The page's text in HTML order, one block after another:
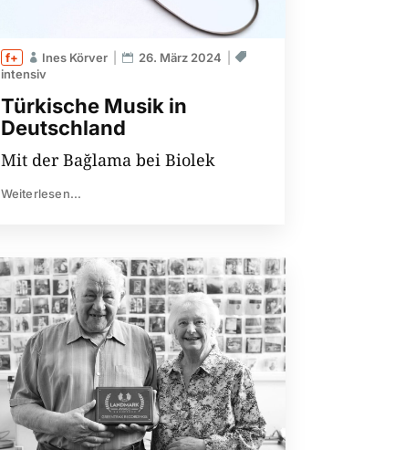
Türkische Musik in
Deutschland
Ines Körver
26. März 2024
intensiv
Mit der Bağlama bei Biolek
Weiterlesen...